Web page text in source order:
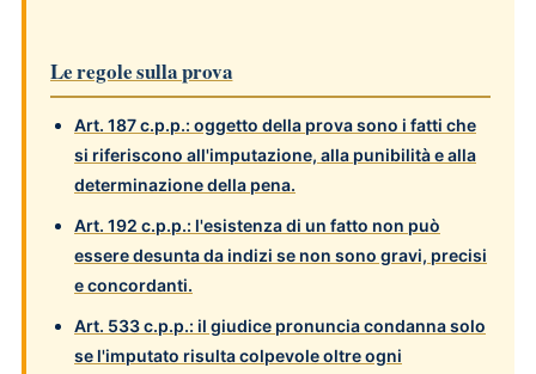
Le regole sulla prova
Art. 187 c.p.p.: oggetto della prova sono i fatti che
si riferiscono all'imputazione, alla punibilità e alla
determinazione della pena.
Art. 192 c.p.p.: l'esistenza di un fatto non può
essere desunta da indizi se non sono gravi, precisi
e concordanti.
Art. 533 c.p.p.: il giudice pronuncia condanna solo
se l'imputato risulta colpevole oltre ogni